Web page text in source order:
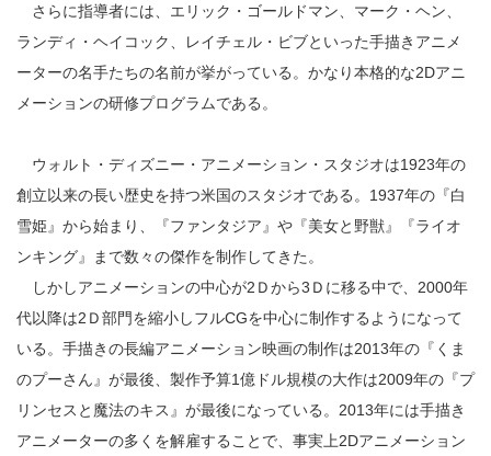
さらに指導者には、エリック・ゴールドマン、マーク・ヘン、
ランディ・ヘイコック、レイチェル・ビブといった手描きアニメ
ーターの名手たちの名前が挙がっている。かなり本格的な2Dアニ
メーションの研修プログラムである。
ウォルト・ディズニー・アニメーション・スタジオは1923年の
創立以来の長い歴史を持つ米国のスタジオである。1937年の『白
雪姫』から始まり、『ファンタジア』や『美女と野獣』『ライオ
ンキング』まで数々の傑作を制作してきた。
しかしアニメーションの中心が2Ｄから3Ｄに移る中で、2000年
代以降は2Ｄ部門を縮小しフルCGを中心に制作するようになって
いる。手描きの長編アニメーション映画の制作は2013年の『くま
のプーさん』が最後、製作予算1億ドル規模の大作は2009年の『プ
リンセスと魔法のキス』が最後になっている。2013年には手描き
アニメーターの多くを解雇することで、事実上2Dアニメーション